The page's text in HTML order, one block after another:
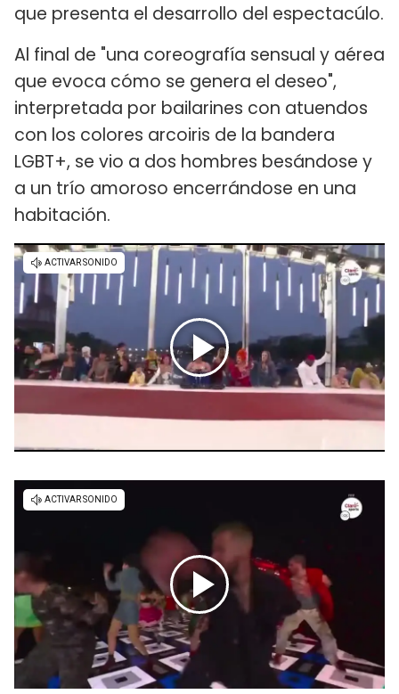
que presenta el desarrollo del espectacúlo.
Al final de "una coreografía sensual y aérea
que evoca cómo se genera el deseo",
interpretada por bailarines con atuendos
con los colores arcoiris de la bandera
LGBT+, se vio a dos hombres besándose y
a un trío amoroso encerrándose en una
habitación.